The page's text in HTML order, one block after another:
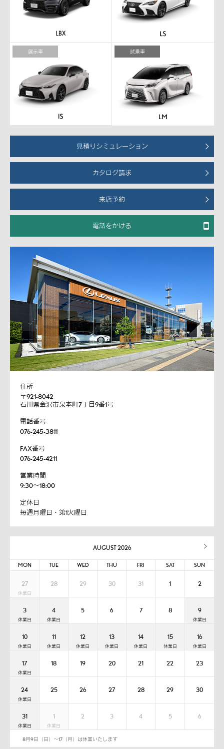
展示車 試乗車
見積りシミュレーション
カタログ請求
来店予約
電話をかける
住所
〒921-8042
石川県金沢市泉本町7丁目9番1号
電話番号
076-245-3811
FAX番号
076-245-4211
営業時間
9:30～18:00
定休日
毎週月曜日・第1火曜日
AUGUST 2026
MON TUE WED THU FRI SAT SUN
27 28 29 30 31 1 2
3 4 5 6 7 8 9
10 11 12 13 14 15 16
17 18 19 20 21 22 23
24 25 26 27 28 29 30
31 1 2 3 4 5 6
8月9日（日）～17（月）は休業いたします